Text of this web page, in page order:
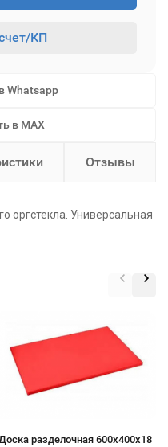
КП
Whatsapp
в MAX
Отзывы
оргстекла. Универсальная
разделочная 600х400х18